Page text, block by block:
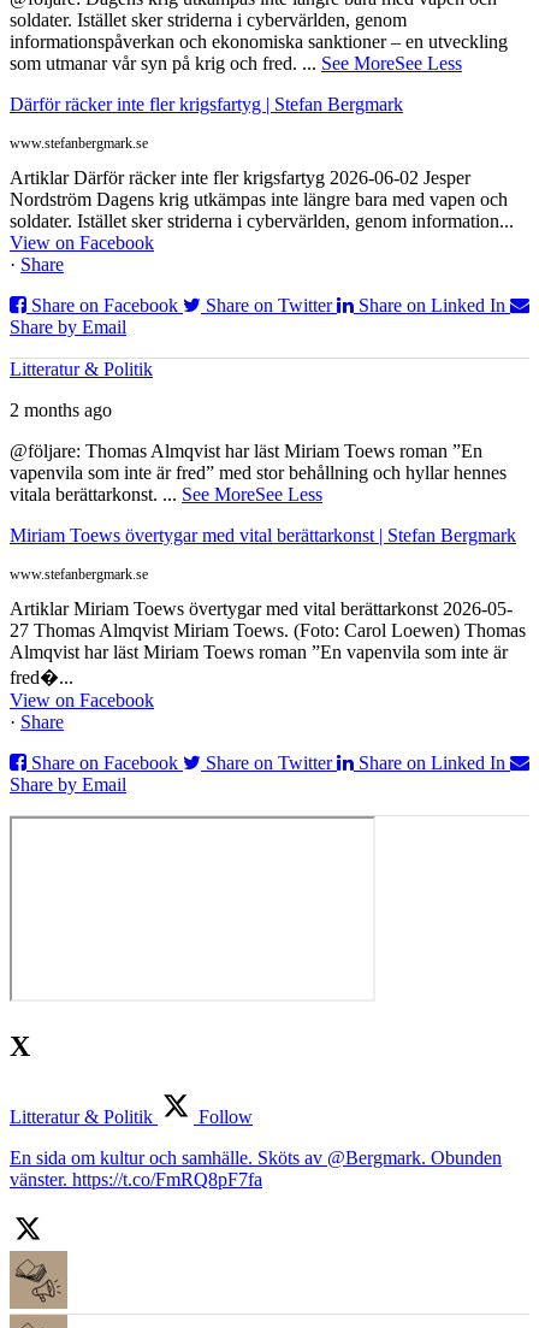
soldater. Istället sker striderna i cybervärlden, genom
informationspåverkan och ekonomiska sanktioner – en utveckling
som utmanar vår syn på krig och fred. ... See MoreSee Less
Därför räcker inte fler krigsfartyg | Stefan Bergmark
www.stefanbergmark.se
Artiklar Därför räcker inte fler krigsfartyg 2026-06-02 Jesper
Nordström Dagens krig utkämpas inte längre bara med vapen och
soldater. Istället sker striderna i cybervärlden, genom information...
View on Facebook
· Share
Share on Facebook
Share on Twitter
Share on Linked In
Share by Email
Litteratur & Politik
2 months ago
@följare: Thomas Almqvist har läst Miriam Toews roman ”En
vapenvila som inte är fred” med stor behållning och hyllar hennes
vitala berättarkonst. ... See MoreSee Less
Miriam Toews övertygar med vital berättarkonst | Stefan Bergmark
www.stefanbergmark.se
Artiklar Miriam Toews övertygar med vital berättarkonst 2026-05-
27 Thomas Almqvist Miriam Toews. (Foto: Carol Loewen) Thomas
Almqvist har läst Miriam Toews roman ”En vapenvila som inte är
fred�...
View on Facebook
· Share
Share on Facebook
Share on Twitter
Share on Linked In
Share by Email
X
Litteratur & Politik
Follow
En sida om kultur och samhälle. Sköts av @Bergmark. Obunden
vänster. https://t.co/FmRQ8pF7fa